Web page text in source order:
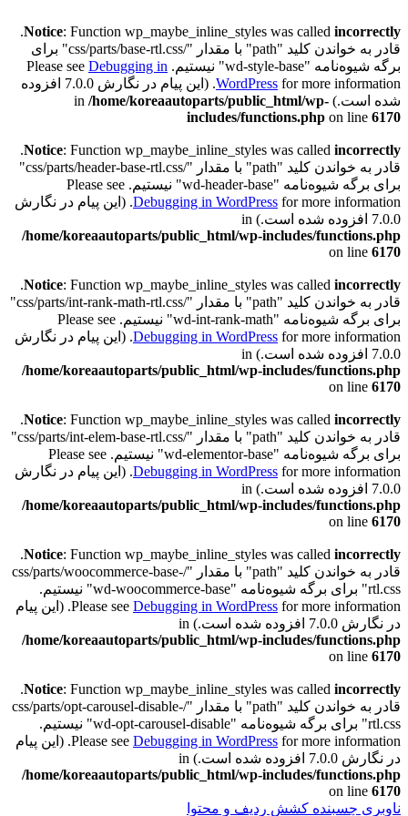
Notice: Function wp_maybe_inline_styles was called incorrectly
.
قادر به خواندن کلید "path" با مقدار "/css/parts/base-rtl.css" برای
برگه شیوه‌نامه "wd-style-base" نیستیم. Please see
Debugging in
WordPress
for more information. (این پیام در نگارش 7.0.0 افزوده
شده است.) in /home/koreaautoparts/public_html/wp-
includes/functions.php on line 6170
Notice: Function wp_maybe_inline_styles was called incorrectly
.
قادر به خواندن کلید "path" با مقدار "/css/parts/header-base-rtl.css"
برای برگه شیوه‌نامه "wd-header-base" نیستیم. Please see
Debugging in WordPressfor more information. (این پیام در نگارش
7.0.0 افزوده شده است.) in
/home/koreaautoparts/public_html/wp-includes/functions.php
on line 6170
Notice: Function wp_maybe_inline_styles was called incorrectly
.
قادر به خواندن کلید "path" با مقدار "/css/parts/int-rank-math-rtl.css"
برای برگه شیوه‌نامه "wd-int-rank-math" نیستیم. Please see
Debugging in WordPressfor more information. (این پیام در نگارش
7.0.0 افزوده شده است.) in
/home/koreaautoparts/public_html/wp-includes/functions.php
on line 6170
Notice: Function wp_maybe_inline_styles was called incorrectly
.
قادر به خواندن کلید "path" با مقدار "/css/parts/int-elem-base-rtl.css"
برای برگه شیوه‌نامه "wd-elementor-base" نیستیم. Please see
Debugging in WordPressfor more information. (این پیام در نگارش
7.0.0 افزوده شده است.) in
/home/koreaautoparts/public_html/wp-includes/functions.php
on line 6170
Notice: Function wp_maybe_inline_styles was called incorrectly
.
قادر به خواندن کلید "path" با مقدار "/css/parts/woocommerce-base-
rtl.css" برای برگه شیوه‌نامه "wd-woocommerce-base" نیستیم.
Please see Debugging in WordPress
for more information. (این پیام
در نگارش 7.0.0 افزوده شده است.) in
/home/koreaautoparts/public_html/wp-includes/functions.php
on line 6170
Notice: Function wp_maybe_inline_styles was called incorrectly
.
قادر به خواندن کلید "path" با مقدار "/css/parts/opt-carousel-disable-
rtl.css" برای برگه شیوه‌نامه "wd-opt-carousel-disable" نیستیم.
Please see Debugging in WordPress
for more information. (این پیام
در نگارش 7.0.0 افزوده شده است.) in
/home/koreaautoparts/public_html/wp-includes/functions.php
on line 6170
ناوبری چسبنده کشش ردیف و محتوا